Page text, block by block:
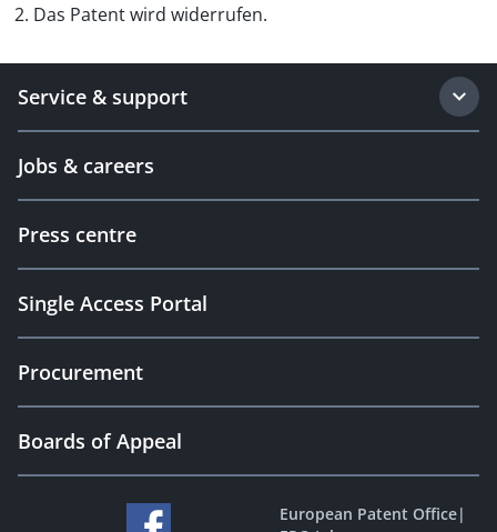
2. Das Patent wird widerrufen.
Service & support
Jobs & careers
Press centre
Single Access Portal
Procurement
Boards of Appeal
European Patent Office|